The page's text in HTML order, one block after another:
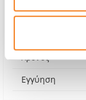
Χρόνος
Εγγύηση